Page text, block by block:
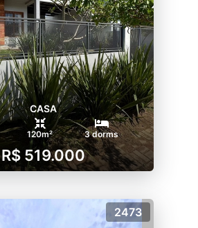
CASA
120m² 3 dorms
R$ 519.000
2473